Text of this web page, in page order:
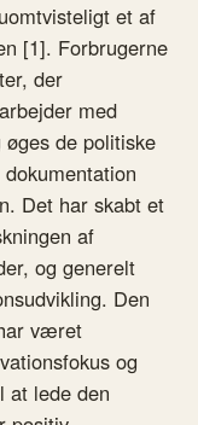
et af
[1]. Forbrugerne
der
med
de politiske
Det har skabt et
af
og generelt
Den
været
og
at lede den